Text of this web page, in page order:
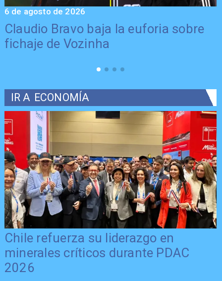
Claudio Bravo baja la euforia sobre
fichaje de Vozinha
6 de agosto de 2026
IR A ECONOMÍA
Chile refuerza su liderazgo en
minerales críticos durante PDAC
2026